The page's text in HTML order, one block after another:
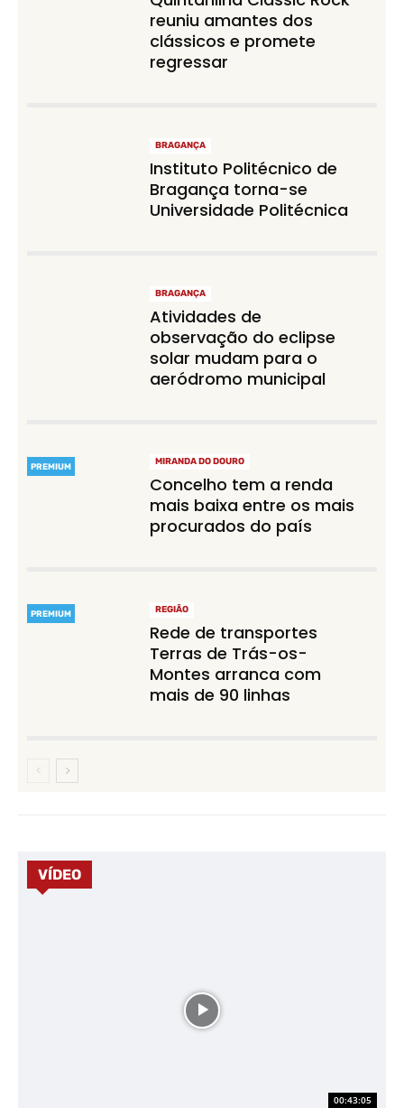
reuniu amantes dos
clássicos e promete
regressar
BRAGANÇA
Instituto Politécnico de
Bragança torna-se
Universidade Politécnica
BRAGANÇA
Atividades de
observação do eclipse
solar mudam para o
aeródromo municipal
PREMIUM MIRANDA DO DOURO
Concelho tem a renda
mais baixa entre os mais
procurados do país
PREMIUM REGIÃO
Rede de transportes
Terras de Trás-os-
Montes arranca com
mais de 90 linhas
VÍDEO
00:43:05